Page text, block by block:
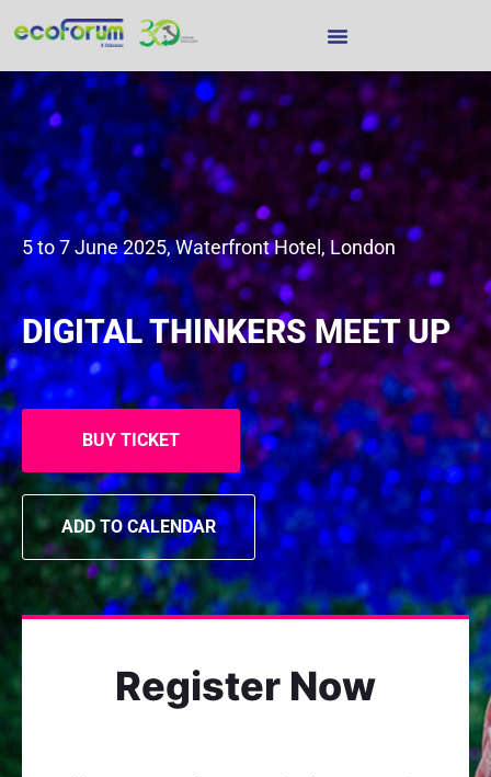
5 to 7 June 2025, Waterfront Hotel, London
DIGITAL THINKERS MEET UP
BUY TICKET
ADD TO CALENDAR
Register Now